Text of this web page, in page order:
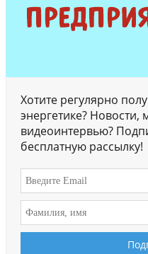
Хотите регулярно
энергетике? Новости,
видеоинтервью?
бесплатную рассылку!